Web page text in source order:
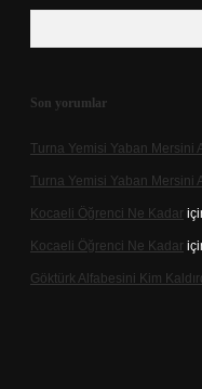
Son yorumlar
Turna Yemisi Yaban Mersini
Turna Yemisi Yaban Mersini
Kocaeli Öğrenci Ne Kadar
Kocaeli Öğrenci Ne Kadar
Göktürk Alfabesini Kim